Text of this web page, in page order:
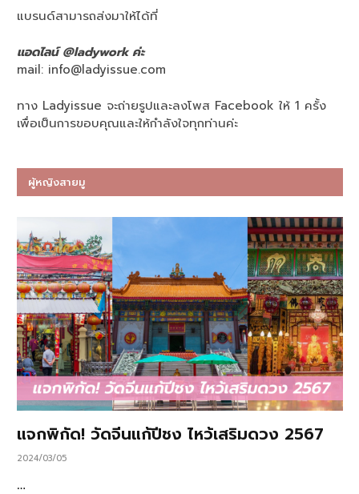
แบรนด์สามารถส่งมาให้ได้ที่
แอดไลน์ @ladywork ค่ะ
mail: info@ladyissue.com
ทาง Ladyissue จะถ่ายรูปและลงโพส Facebook ให้ 1 ครั้ง
เพื่อเป็นการขอบคุณและให้กำลังใจทุกท่านค่ะ
ผู้หญิงสายมู
แจกพิกัด! วัดจีนแก้ปีชง ไหว้เสริมดวง 2567
2024/03/05
…